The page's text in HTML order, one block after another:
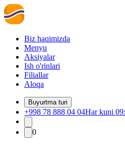
Biz haqimizda
Menyu
Aksiyalar
Ish o'rinlari
Filiallar
Aloqa
Buyurtma turi
+998 78 888 04 04Har kuni
0